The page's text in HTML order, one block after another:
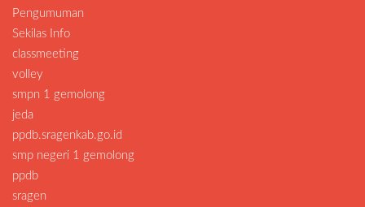
Pengumuman
Sekilas Info
classmeeting
volley
smpn 1 gemolong
jeda
ppdb.sragenkab.go.id
smp negeri 1 gemolong
ppdb
sragen